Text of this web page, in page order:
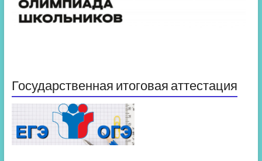
Государственная итоговая аттестация